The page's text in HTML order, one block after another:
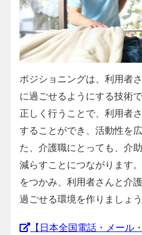
ポジショニングは、利用者
に過ごせるようにする技術
正しく行うことで、利用者
することができ、活動性を
た、介護職にとっても、介
減らすことにつながります
をつかみ、利用者さんと介
過ごせる環境を作りましょう
【日本全国電話・メール